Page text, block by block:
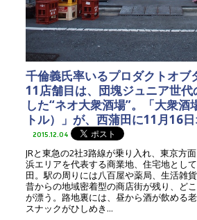
千倫義氏率いるプロダクトオブ
11店舗目は、団塊ジュニア世代
した“ネオ大衆酒場”。「大衆酒
トル）」が、西蒲田に11月16
2015.12.04
JRと東急の2社3路線が乗り入れ、東京方
浜エリアを代表する商業地、住宅地とし
田。駅の周りには八百屋や薬局、生活雑
昔からの地域密着型の商店街が残り、ど
が漂う。路地裏には、昼から酒が飲める
スナックがひしめき...